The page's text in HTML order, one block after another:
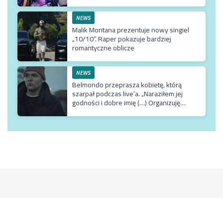
NEWS
Malik Montana prezentuje nowy singiel
„10/10”. Raper pokazuje bardziej
romantyczne oblicze
NEWS
Belmondo przeprasza kobietę, którą
szarpał podczas live’a. „Naraziłem jej
godności i dobre imię (…) Organizuję
specjalisty”